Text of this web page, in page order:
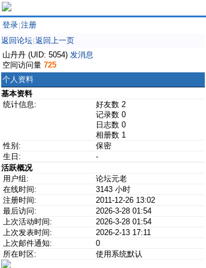
登录 注册
返回论坛 返回上一页
山丹丹 (UID: 5054) 发消息
空间访问量 725
个人资料
基本资料
统计信息:
好友数 2
记录数 0
日志数 0
相册数 1
性别:
保密
生日:
-
活跃概况
用户组:
论坛元老
在线时间:
3143 小时
注册时间:
2011-12-26 13:02
最后访问:
2026-3-28 01:54
上次活动时间:
2026-3-28 01:54
上次发表时间:
2026-2-13 17:11
上次邮件通知:
0
所在时区:
使用系统默认